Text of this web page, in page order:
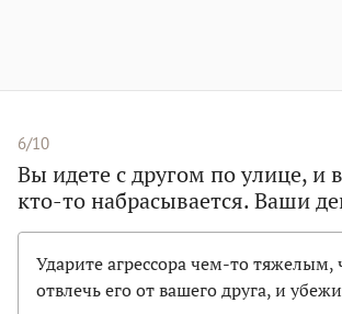
6/10
Вы идете с другом по улице, и
кто-то набрасывается. Ваши
Ударите агрессора чем-то тяжелым,
отвлечь его от вашего друга, и